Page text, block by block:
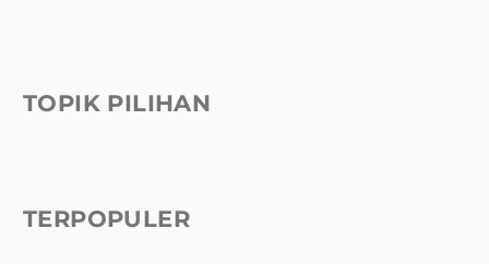
TOPIK PILIHAN
TERPOPULER